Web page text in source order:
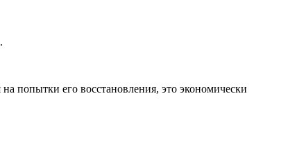
попытки его восстановления, это экономически